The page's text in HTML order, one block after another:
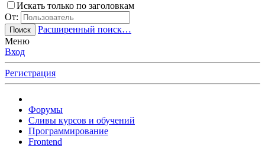
Искать только по заголовкам
От:
Поиск
Расширенный поиск…
Меню
Вход
Регистрация
Форумы
Сливы курсов и обучений
Программирование
Frontend